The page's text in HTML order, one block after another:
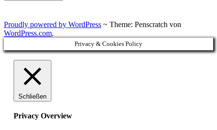
Proudly powered by WordPress ~ Theme: Penscratch von
WordPress.com.
Privacy & Cookies Policy
Schließen
Privacy Overview